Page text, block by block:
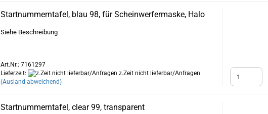
Startnummerntafel, blau 98, für Scheinwerfermaske, Halo
Siehe Beschreibung
Art.Nr.: 7161297
Lieferzeit:
z.Zeit nicht lieferbar/Anfragen
(Ausland abweichend)
Startnummerntafel, clear 99, transparent